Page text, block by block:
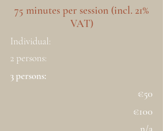
75 minutes per session (incl. 21%
VAT)
Individual:
2 persons:
3 persons:
€50
€100